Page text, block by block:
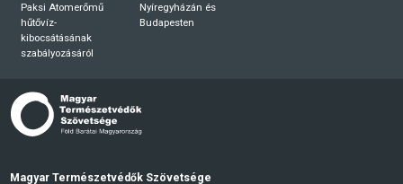
Paksi Atomerőmű
hűtővíz-
kibocsátásának
szabályozásáról
Nyíregyházán és
Budapesten
Magyar Természetvédők Szövetsége